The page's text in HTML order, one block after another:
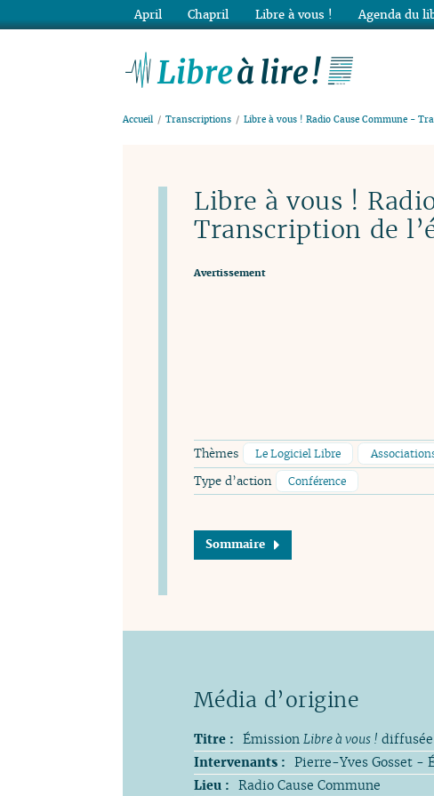
Accueil Transcriptions Libre à vous ! Radio Cause Commune -
Libre à vous !
Transcription de
Avertissement
Thèmes Le Logiciel Libre
Type d’action Conférence
Sommaire
Titre : Émission Libre à vous ! diffusée
Intervenants : Pierre-Yves Gosset -
Lieu : Radio Cause Commune
April Chapril Libre à vous ! Agenda du